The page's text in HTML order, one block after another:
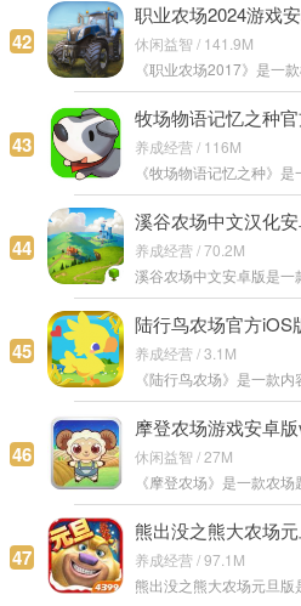
42
休闲益智 / 141.9M
43
牧场物语记忆之种
养成经营 / 116M
44
溪谷农场中文汉化
养成经营 / 70.2M
45
陆行鸟农场官方iOS
养成经营 / 3.1M
46
摩登农场游戏安卓
休闲益智 / 27M
47
养成经营 / 97.1M